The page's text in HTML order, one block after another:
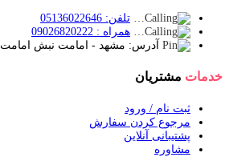
تلفن: 05136022646
همراه : 09026820222
آدرس: مشهد - امامت نبش امامت 34
خدمات مشتریان
ثبت نام / ورود
مرجوع کردن سفارش
پشتیبانی آنلاین
مشاوره